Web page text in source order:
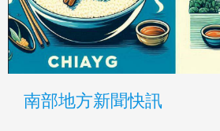
南部地方新聞快訊